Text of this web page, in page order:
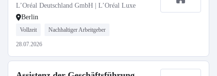
L’Oréal Deutschland GmbH | L’Oréal Luxe
Berlin
Vollzeit Nachhaltiger Arbeitgeber
28.07.2026